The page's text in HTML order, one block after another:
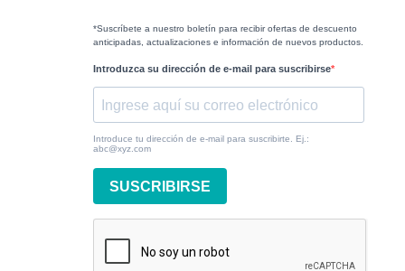
*Suscríbete a nuestro boletín para recibir ofertas de descuento
anticipadas, actualizaciones e información de nuevos productos.
Introduzca su dirección de e-mail para suscribirse
Introduce tu dirección de e-mail para suscribirte. Ej.:
abc@xyz.com
SUSCRIBIRSE